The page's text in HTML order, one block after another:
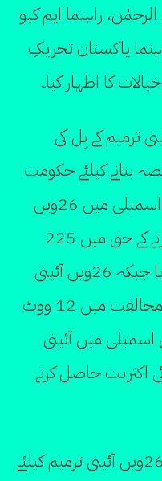
راہنما ایم کیو
پاکستان تحریکِ
کا اظہار کیا۔
26ویں آئینی ترمیم کے بِل کی
بنانے کیلئے حکومت
کو 224 ووٹ درکار تھے، قومی اسمبلی میں 26ویں
آئینی ترمیم کی تحریک پیش کرنے کے حق میں 225
ارکانِ قومی اسمبلی نے ووٹ دیا جبکہ 26ویں آئینی
ترمیم کی تحریک پیش کرنے کی مخالفت میں 12 ووٹ
میں آئینی
اکثریت حاصل کرنے
پارلیمنٹ کے ایوانِ زیریں میں 26ویں آئینی ترمیم کیلئے